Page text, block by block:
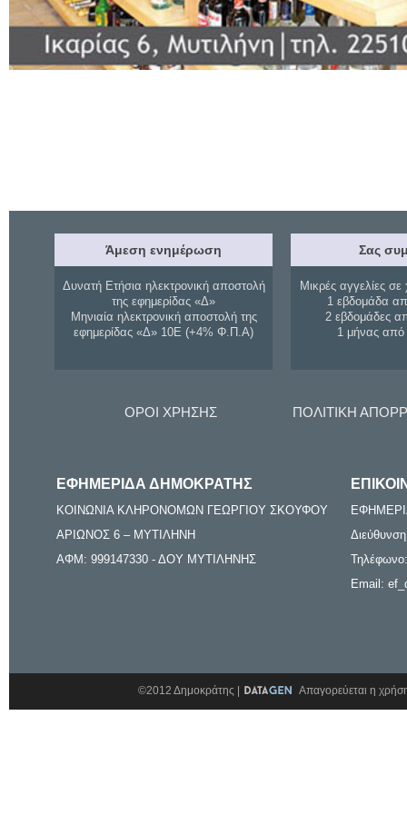
Άμεση ενημέρωση
Δυνατή Ετήσια ηλεκτρονική αποστολή
της εφημερίδας «Δ»
Μηνιαία ηλεκτρονική αποστολή της
εφημερίδας «Δ» 10Ε (+4% Φ.Π.Α)
Σας
Μικρές αγγελίες σε
1 εβδομάδα
2 εβδομάδες
1 μήνας
ΟΡΟΙ ΧΡΗΣΗΣ ΠΟΛΙΤΙΚΗ
ΕΦΗΜΕΡΙΔΑ ΔΗΜΟΚΡΑΤΗΣ
ΚΟΙΝΩΝΙΑ ΚΛΗΡΟΝΟΜΩΝ ΓΕΩΡΓΙΟΥ ΣΚΟΥΦΟΥ
ΑΡΙΩΝΟΣ 6 – ΜΥΤΙΛΗΝΗ
ΑΦΜ: 999147330 - ΔΟΥ ΜΥΤΙΛΗΝΗΣ
Email:
©2012 Δημοκράτης | Απαγορεύεται η